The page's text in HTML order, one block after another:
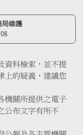
局維護
資料檢索，並不提
上的疑義，建議您
機關所提供之電子
公布文字有所不